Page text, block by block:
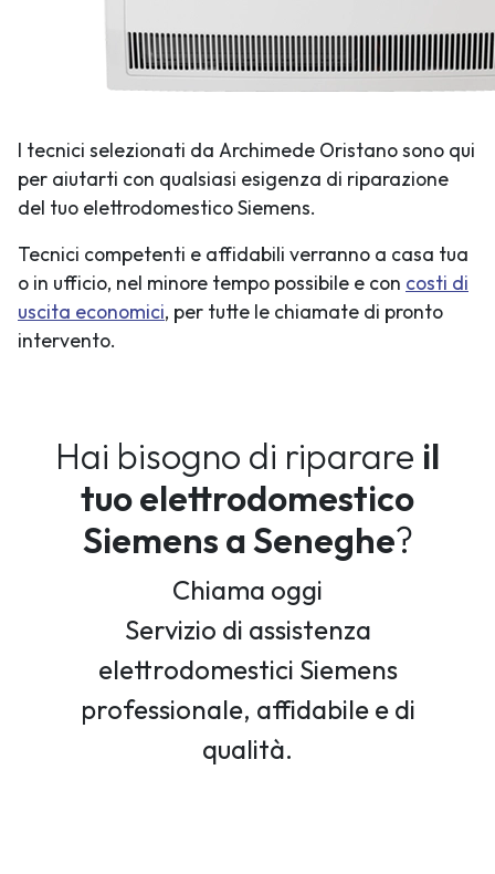
I tecnici selezionati da Archimede Oristano sono qui
per aiutarti con qualsiasi esigenza di riparazione
del tuo elettrodomestico Siemens.
Tecnici competenti e affidabili verranno a casa tua
o in ufficio, nel minore tempo possibile e con costi di
uscita economici, per tutte le chiamate di pronto
intervento.
Hai bisogno di riparare il
tuo elettrodomestico
Siemens a Seneghe?
Chiama oggi
Servizio di assistenza
elettrodomestici Siemens
professionale, affidabile e di
qualità.